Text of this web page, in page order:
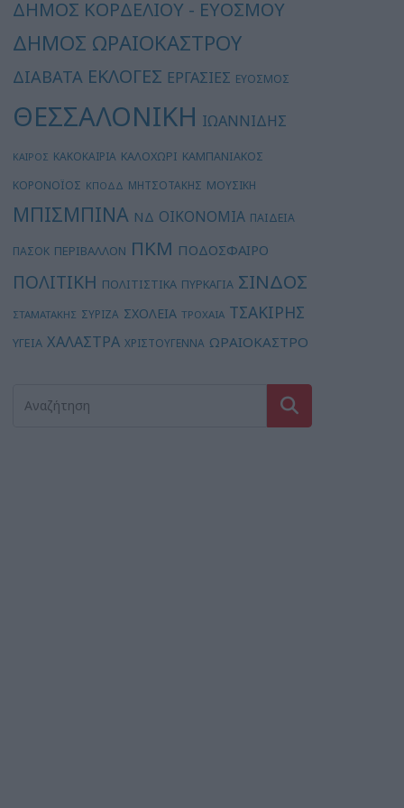
ΔΗΜΟΣ ΚΟΡΔΕΛΙΟΥ - ΕΥΟΣΜΟΥ
ΔΗΜΟΣ ΩΡΑΙΟΚΑΣΤΡΟΥ
ΔΙΑΒΑΤΑ ΕΚΛΟΓΕΣ ΕΡΓΑΣΙΕΣ ΕΥΟΣΜΟΣ
ΘΕΣΣΑΛΟΝΙΚΗ ΙΩΑΝΝΙΔΗΣ
ΚΑΙΡΟΣ ΚΑΚΟΚΑΙΡΙΑ ΚΑΛΟΧΩΡΙ ΚΑΜΠΑΝΙΑΚΟΣ
ΚΟΡΟΝΟΪΟΣ ΚΠΟΔΔ ΜΗΤΣΟΤΑΚΗΣ ΜΟΥΣΙΚΗ
ΜΠΙΣΜΠΙΝΑ ΝΔ ΟΙΚΟΝΟΜΙΑ ΠΑΙΔΕΙΑ
ΠΑΣΟΚ ΠΕΡΙΒΑΛΛΟΝ ΠΚΜ ΠΟΔΟΣΦΑΙΡΟ
ΠΟΛΙΤΙΚΗ ΠΟΛΙΤΙΣΤΙΚΑ ΠΥΡΚΑΓΙΑ ΣΙΝΔΟΣ
ΣΤΑΜΑΤΑΚΗΣ ΣΥΡΙΖΑ ΣΧΟΛΕΙΑ ΤΡΟΧΑΙΑ ΤΣΑΚΙΡΗΣ
ΥΓΕΙΑ ΧΑΛΑΣΤΡΑ ΧΡΙΣΤΟΥΓΕΝΝΑ ΩΡΑΙΟΚΑΣΤΡΟ